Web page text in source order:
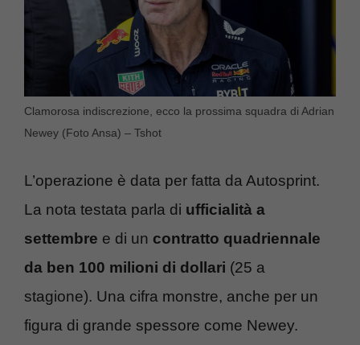
Clamorosa indiscrezione, ecco la prossima squadra di Adrian
Newey (Foto Ansa) – Tshot
L’operazione è data per fatta da Autosprint.
La nota testata parla di ufficialità a
settembre e di un contratto quadriennale
da ben 100 milioni di dollari (25 a
stagione). Una cifra monstre, anche per un
figura di grande spessore come Newey.